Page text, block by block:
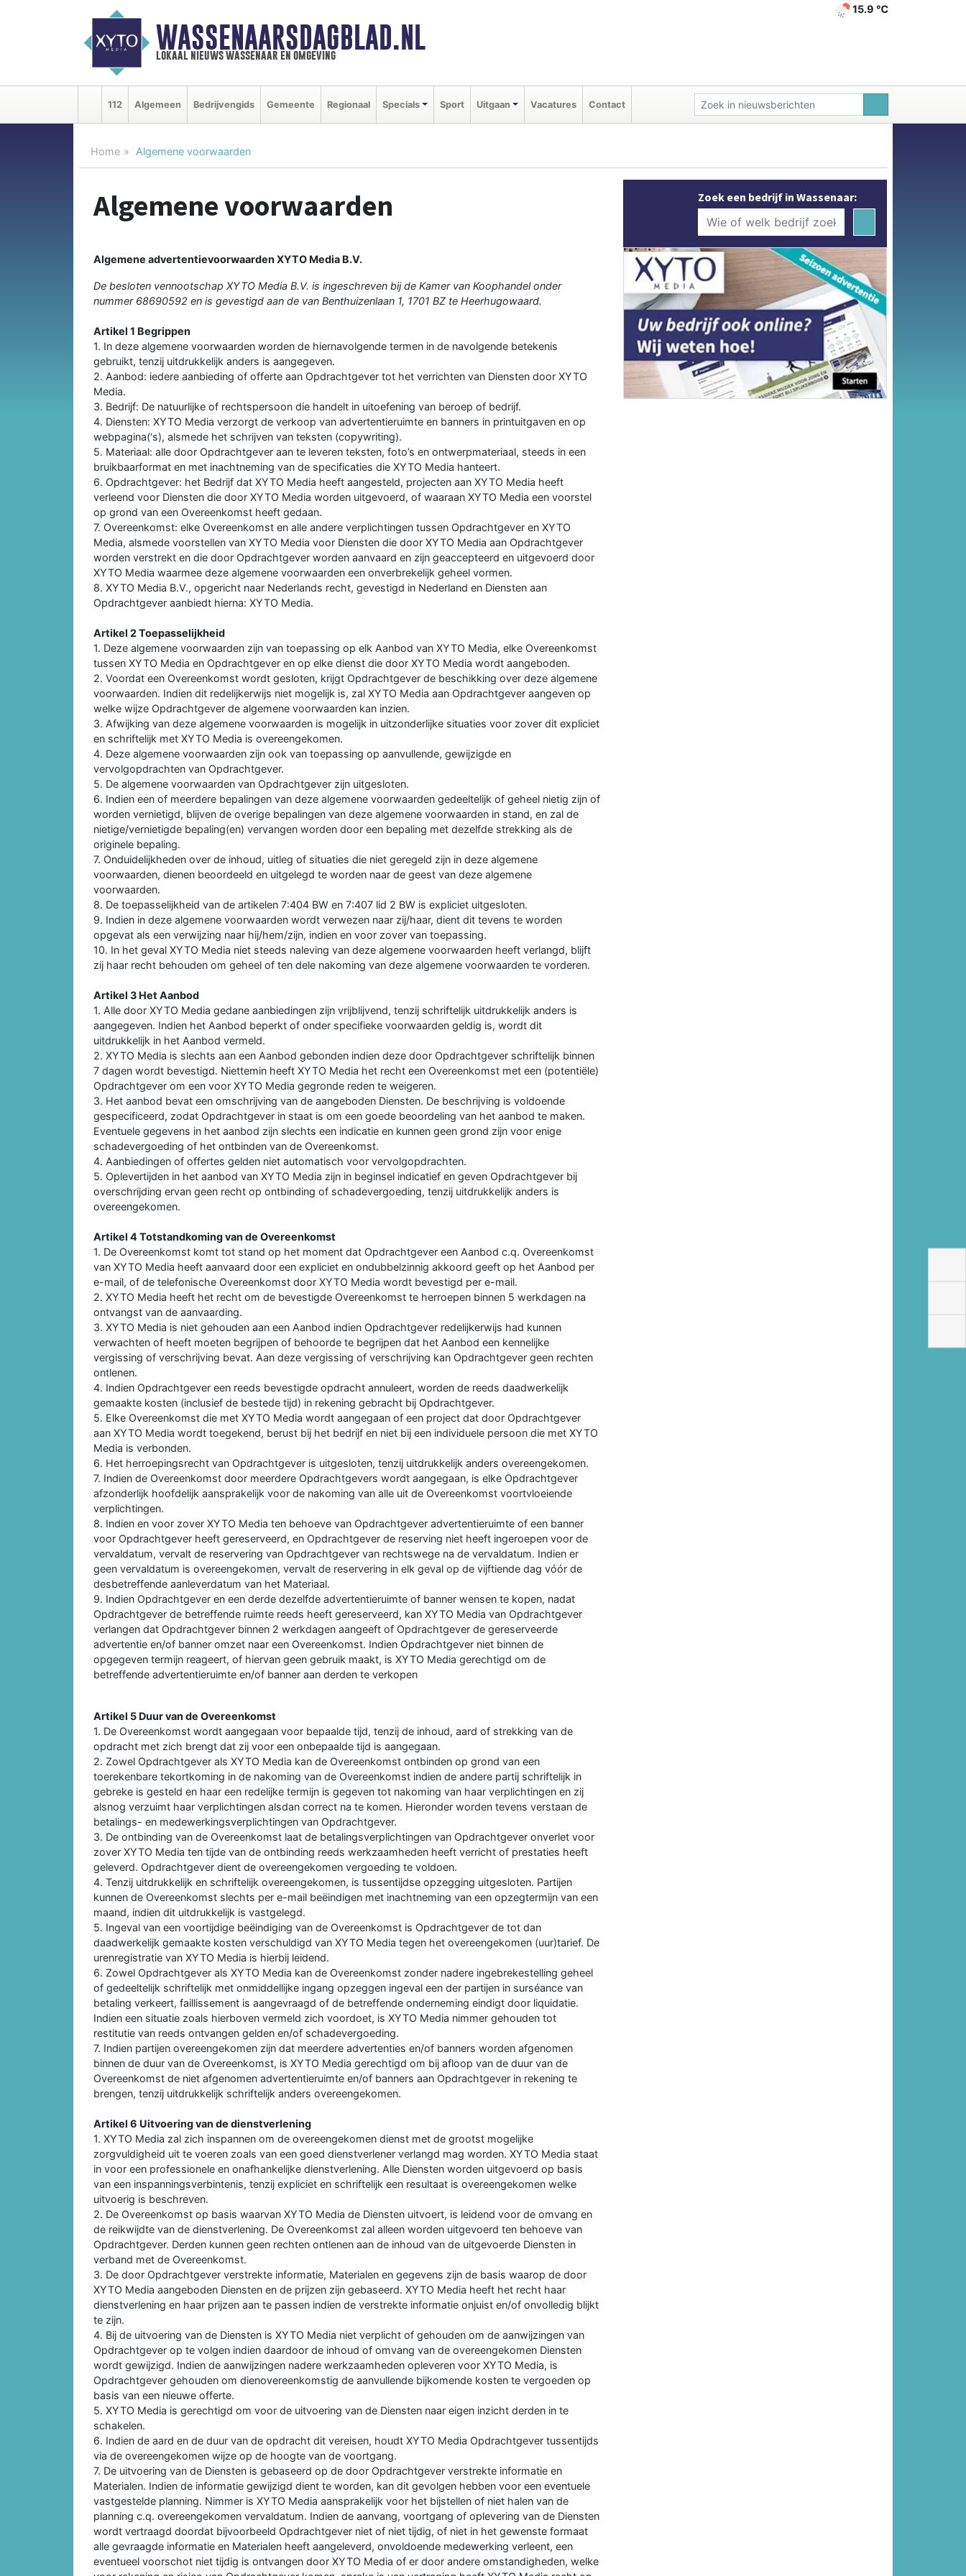
WASSENAARSDAGBLAD.NL
lokaal nieuws wassenaar en omgeving
15.9 ℃
112 Algemeen Bedrijvengids Gemeente Regionaal Specials Sport Uitgaan Vacatures Contact
Home Algemene voorwaarden
Algemene voorwaarden
Algemene advertentievoorwaarden XYTO Media B.V.
De besloten vennootschap XYTO Media B.V. is ingeschreven bij de Kamer van Koophandel onder
nummer 68690592 en is gevestigd aan de van Benthuizenlaan 1, 1701 BZ te Heerhugowaard.
Artikel 1 Begrippen
1. In deze algemene voorwaarden worden de hiernavolgende termen in de navolgende betekenis
gebruikt, tenzij uitdrukkelijk anders is aangegeven.
2. Aanbod: iedere aanbieding of offerte aan Opdrachtgever tot het verrichten van Diensten door XYTO
Media.
3. Bedrijf: De natuurlijke of rechtspersoon die handelt in uitoefening van beroep of bedrijf.
4. Diensten: XYTO Media verzorgt de verkoop van advertentieruimte en banners in printuitgaven en op
webpagina(‘s), alsmede het schrijven van teksten (copywriting).
5. Materiaal: alle door Opdrachtgever aan te leveren teksten, foto’s en ontwerpmateriaal, steeds in een
bruikbaarformat en met inachtneming van de specificaties die XYTO Media hanteert.
6. Opdrachtgever: het Bedrijf dat XYTO Media heeft aangesteld, projecten aan XYTO Media heeft
verleend voor Diensten die door XYTO Media worden uitgevoerd, of waaraan XYTO Media een voorstel
op grond van een Overeenkomst heeft gedaan.
7. Overeenkomst: elke Overeenkomst en alle andere verplichtingen tussen Opdrachtgever en XYTO
Media, alsmede voorstellen van XYTO Media voor Diensten die door XYTO Media aan Opdrachtgever
worden verstrekt en die door Opdrachtgever worden aanvaard en zijn geaccepteerd en uitgevoerd door
XYTO Media waarmee deze algemene voorwaarden een onverbrekelijk geheel vormen.
8. XYTO Media B.V., opgericht naar Nederlands recht, gevestigd in Nederland en Diensten aan
Opdrachtgever aanbiedt hierna: XYTO Media.
Artikel 2 Toepasselijkheid
1. Deze algemene voorwaarden zijn van toepassing op elk Aanbod van XYTO Media, elke Overeenkomst
tussen XYTO Media en Opdrachtgever en op elke dienst die door XYTO Media wordt aangeboden.
2. Voordat een Overeenkomst wordt gesloten, krijgt Opdrachtgever de beschikking over deze algemene
voorwaarden. Indien dit redelijkerwijs niet mogelijk is, zal XYTO Media aan Opdrachtgever aangeven op
welke wijze Opdrachtgever de algemene voorwaarden kan inzien.
3. Afwijking van deze algemene voorwaarden is mogelijk in uitzonderlijke situaties voor zover dit expliciet
en schriftelijk met XYTO Media is overeengekomen.
4. Deze algemene voorwaarden zijn ook van toepassing op aanvullende, gewijzigde en
vervolgopdrachten van Opdrachtgever.
5. De algemene voorwaarden van Opdrachtgever zijn uitgesloten.
6. Indien een of meerdere bepalingen van deze algemene voorwaarden gedeeltelijk of geheel nietig zijn of
worden vernietigd, blijven de overige bepalingen van deze algemene voorwaarden in stand, en zal de
nietige/vernietigde bepaling(en) vervangen worden door een bepaling met dezelfde strekking als de
originele bepaling.
7. Onduidelijkheden over de inhoud, uitleg of situaties die niet geregeld zijn in deze algemene
voorwaarden, dienen beoordeeld en uitgelegd te worden naar de geest van deze algemene
voorwaarden.
8. De toepasselijkheid van de artikelen 7:404 BW en 7:407 lid 2 BW is expliciet uitgesloten.
9. Indien in deze algemene voorwaarden wordt verwezen naar zij/haar, dient dit tevens te worden
opgevat als een verwijzing naar hij/hem/zijn, indien en voor zover van toepassing.
10. In het geval XYTO Media niet steeds naleving van deze algemene voorwaarden heeft verlangd, blijft
zij haar recht behouden om geheel of ten dele nakoming van deze algemene voorwaarden te vorderen.
Artikel 3 Het Aanbod
1. Alle door XYTO Media gedane aanbiedingen zijn vrijblijvend, tenzij schriftelijk uitdrukkelijk anders is
aangegeven. Indien het Aanbod beperkt of onder specifieke voorwaarden geldig is, wordt dit
uitdrukkelijk in het Aanbod vermeld.
2. XYTO Media is slechts aan een Aanbod gebonden indien deze door Opdrachtgever schriftelijk binnen
7 dagen wordt bevestigd. Niettemin heeft XYTO Media het recht een Overeenkomst met een (potentiële)
Opdrachtgever om een voor XYTO Media gegronde reden te weigeren.
3. Het aanbod bevat een omschrijving van de aangeboden Diensten. De beschrijving is voldoende
gespecificeerd, zodat Opdrachtgever in staat is om een goede beoordeling van het aanbod te maken.
Eventuele gegevens in het aanbod zijn slechts een indicatie en kunnen geen grond zijn voor enige
schadevergoeding of het ontbinden van de Overeenkomst.
4. Aanbiedingen of offertes gelden niet automatisch voor vervolgopdrachten.
5. Oplevertijden in het aanbod van XYTO Media zijn in beginsel indicatief en geven Opdrachtgever bij
overschrijding ervan geen recht op ontbinding of schadevergoeding, tenzij uitdrukkelijk anders is
overeengekomen.
Artikel 4 Totstandkoming van de Overeenkomst
1. De Overeenkomst komt tot stand op het moment dat Opdrachtgever een Aanbod c.q. Overeenkomst
van XYTO Media heeft aanvaard door een expliciet en ondubbelzinnig akkoord geeft op het Aanbod per
e-mail, of de telefonische Overeenkomst door XYTO Media wordt bevestigd per e-mail.
2. XYTO Media heeft het recht om de bevestigde Overeenkomst te herroepen binnen 5 werkdagen na
ontvangst van de aanvaarding.
3. XYTO Media is niet gehouden aan een Aanbod indien Opdrachtgever redelijkerwijs had kunnen
verwachten of heeft moeten begrijpen of behoorde te begrijpen dat het Aanbod een kennelijke
vergissing of verschrijving bevat. Aan deze vergissing of verschrijving kan Opdrachtgever geen rechten
ontlenen.
4. Indien Opdrachtgever een reeds bevestigde opdracht annuleert, worden de reeds daadwerkelijk
gemaakte kosten (inclusief de bestede tijd) in rekening gebracht bij Opdrachtgever.
5. Elke Overeenkomst die met XYTO Media wordt aangegaan of een project dat door Opdrachtgever
aan XYTO Media wordt toegekend, berust bij het bedrijf en niet bij een individuele persoon die met XYTO
Media is verbonden.
6. Het herroepingsrecht van Opdrachtgever is uitgesloten, tenzij uitdrukkelijk anders overeengekomen.
7. Indien de Overeenkomst door meerdere Opdrachtgevers wordt aangegaan, is elke Opdrachtgever
afzonderlijk hoofdelijk aansprakelijk voor de nakoming van alle uit de Overeenkomst voortvloeiende
verplichtingen.
8. Indien en voor zover XYTO Media ten behoeve van Opdrachtgever advertentieruimte of een banner
voor Opdrachtgever heeft gereserveerd, en Opdrachtgever de reserving niet heeft ingeroepen voor de
vervaldatum, vervalt de reservering van Opdrachtgever van rechtswege na de vervaldatum. Indien er
geen vervaldatum is overeengekomen, vervalt de reservering in elk geval op de vijftiende dag vóór de
desbetreffende aanleverdatum van het Materiaal.
9. Indien Opdrachtgever en een derde dezelfde advertentieruimte of banner wensen te kopen, nadat
Opdrachtgever de betreffende ruimte reeds heeft gereserveerd, kan XYTO Media van Opdrachtgever
verlangen dat Opdrachtgever binnen 2 werkdagen aangeeft of Opdrachtgever de gereserveerde
advertentie en/of banner omzet naar een Overeenkomst. Indien Opdrachtgever niet binnen de
opgegeven termijn reageert, of hiervan geen gebruik maakt, is XYTO Media gerechtigd om de
betreffende advertentieruimte en/of banner aan derden te verkopen
Artikel 5 Duur van de Overeenkomst
1. De Overeenkomst wordt aangegaan voor bepaalde tijd, tenzij de inhoud, aard of strekking van de
opdracht met zich brengt dat zij voor een onbepaalde tijd is aangegaan.
2. Zowel Opdrachtgever als XYTO Media kan de Overeenkomst ontbinden op grond van een
toerekenbare tekortkoming in de nakoming van de Overeenkomst indien de andere partij schriftelijk in
gebreke is gesteld en haar een redelijke termijn is gegeven tot nakoming van haar verplichtingen en zij
alsnog verzuimt haar verplichtingen alsdan correct na te komen. Hieronder worden tevens verstaan de
betalings- en medewerkingsverplichtingen van Opdrachtgever.
3. De ontbinding van de Overeenkomst laat de betalingsverplichtingen van Opdrachtgever onverlet voor
zover XYTO Media ten tijde van de ontbinding reeds werkzaamheden heeft verricht of prestaties heeft
geleverd. Opdrachtgever dient de overeengekomen vergoeding te voldoen.
4. Tenzij uitdrukkelijk en schriftelijk overeengekomen, is tussentijdse opzegging uitgesloten. Partijen
kunnen de Overeenkomst slechts per e-mail beëindigen met inachtneming van een opzegtermijn van een
maand, indien dit uitdrukkelijk is vastgelegd.
5. Ingeval van een voortijdige beëindiging van de Overeenkomst is Opdrachtgever de tot dan
daadwerkelijk gemaakte kosten verschuldigd van XYTO Media tegen het overeengekomen (uur)tarief. De
urenregistratie van XYTO Media is hierbij leidend.
6. Zowel Opdrachtgever als XYTO Media kan de Overeenkomst zonder nadere ingebrekestelling geheel
of gedeeltelijk schriftelijk met onmiddellijke ingang opzeggen ingeval een der partijen in surséance van
betaling verkeert, faillissement is aangevraagd of de betreffende onderneming eindigt door liquidatie.
Indien een situatie zoals hierboven vermeld zich voordoet, is XYTO Media nimmer gehouden tot
restitutie van reeds ontvangen gelden en/of schadevergoeding.
7. Indien partijen overeengekomen zijn dat meerdere advertenties en/of banners worden afgenomen
binnen de duur van de Overeenkomst, is XYTO Media gerechtigd om bij afloop van de duur van de
Overeenkomst de niet afgenomen advertentieruimte en/of banners aan Opdrachtgever in rekening te
brengen, tenzij uitdrukkelijk schriftelijk anders overeengekomen.
Artikel 6 Uitvoering van de dienstverlening
1. XYTO Media zal zich inspannen om de overeengekomen dienst met de grootst mogelijke
zorgvuldigheid uit te voeren zoals van een goed dienstverlener verlangd mag worden. XYTO Media staat
in voor een professionele en onafhankelijke dienstverlening. Alle Diensten worden uitgevoerd op basis
van een inspanningsverbintenis, tenzij expliciet en schriftelijk een resultaat is overeengekomen welke
uitvoerig is beschreven.
2. De Overeenkomst op basis waarvan XYTO Media de Diensten uitvoert, is leidend voor de omvang en
de reikwijdte van de dienstverlening. De Overeenkomst zal alleen worden uitgevoerd ten behoeve van
Opdrachtgever. Derden kunnen geen rechten ontlenen aan de inhoud van de uitgevoerde Diensten in
verband met de Overeenkomst.
3. De door Opdrachtgever verstrekte informatie, Materialen en gegevens zijn de basis waarop de door
XYTO Media aangeboden Diensten en de prijzen zijn gebaseerd. XYTO Media heeft het recht haar
dienstverlening en haar prijzen aan te passen indien de verstrekte informatie onjuist en/of onvolledig blijkt
te zijn.
4. Bij de uitvoering van de Diensten is XYTO Media niet verplicht of gehouden om de aanwijzingen van
Opdrachtgever op te volgen indien daardoor de inhoud of omvang van de overeengekomen Diensten
wordt gewijzigd. Indien de aanwijzingen nadere werkzaamheden opleveren voor XYTO Media, is
Opdrachtgever gehouden om dienovereenkomstig de aanvullende bijkomende kosten te vergoeden op
basis van een nieuwe offerte.
5. XYTO Media is gerechtigd om voor de uitvoering van de Diensten naar eigen inzicht derden in te
schakelen.
6. Indien de aard en de duur van de opdracht dit vereisen, houdt XYTO Media Opdrachtgever tussentijds
via de overeengekomen wijze op de hoogte van de voortgang.
7. De uitvoering van de Diensten is gebaseerd op de door Opdrachtgever verstrekte informatie en
Materialen. Indien de informatie gewijzigd dient te worden, kan dit gevolgen hebben voor een eventuele
vastgestelde planning. Nimmer is XYTO Media aansprakelijk voor het bijstellen of niet halen van de
planning c.q. overeengekomen vervaldatum. Indien de aanvang, voortgang of oplevering van de Diensten
wordt vertraagd doordat bijvoorbeeld Opdrachtgever niet of niet tijdig, of niet in het gewenste formaat
alle gevraagde informatie en Materialen heeft aangeleverd, onvoldoende medewerking verleent, een
eventueel voorschot niet tijdig is ontvangen door XYTO Media of er door andere omstandigheden, welke
Zoek een bedrijf in Wassenaar: